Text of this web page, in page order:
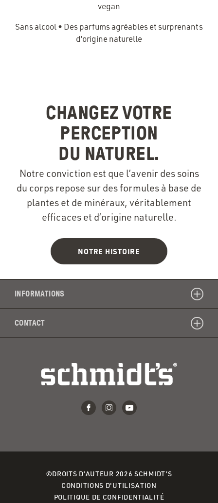
vegan
Sans alcool • Des parfums agréables et surprenants
d’origine naturelle
CHANGEZ VOTRE
PERCEPTION
DU NATUREL.
Notre conviction est que l’avenir des soins
du corps repose sur des formules à base de
plantes et de minéraux, véritablement
efficaces et d’origine naturelle.
NOTRE HISTOIRE
INFORMATIONS
CONTACT
©DROITS D’AUTEUR 2026 SCHMIDT’S
CONDITIONS D'UTILISATION
IN
POLITIQUE DE CONFIDENTIALITÉ(OPENS